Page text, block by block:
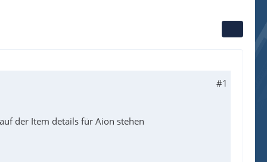
#1
der Item details für Aion stehen